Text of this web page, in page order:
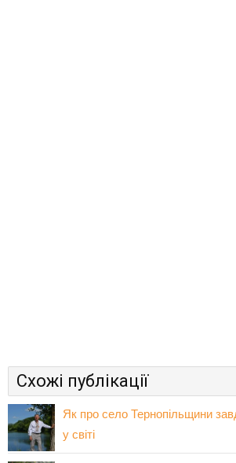
Схожі публікації
Як про село Тернопільщини
у світі